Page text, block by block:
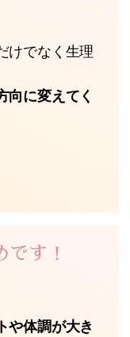
けでなく生理
向に変えてく
す！
や体調が大き